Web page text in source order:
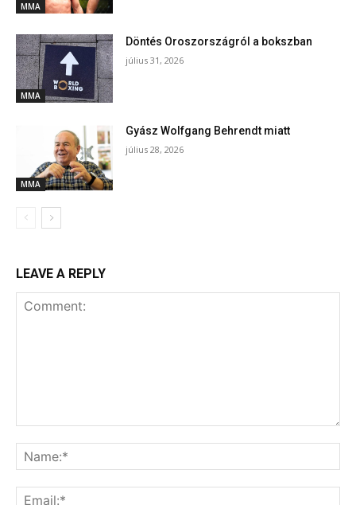
MMA
MMA
Döntés Oroszországról a bokszban
július 31, 2026
MMA
Gyász Wolfgang Behrendt miatt
július 28, 2026
LEAVE A REPLY